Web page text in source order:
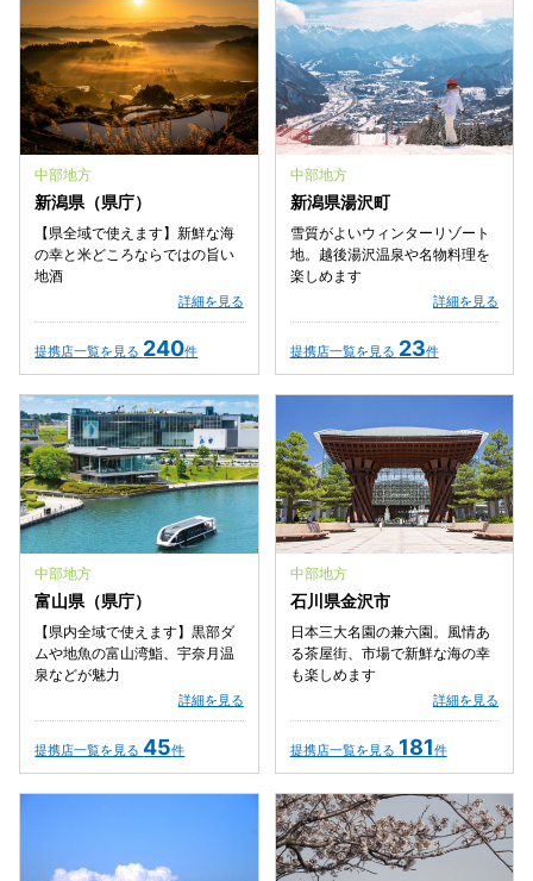
中部地方
新潟県（県庁）
【県全域で使えます】新鮮な海
の幸と米どころならではの旨い
地酒
詳細を見る
提携店一覧を見る 240件
中部地方
新潟県湯沢町
雪質がよいウィンターリゾート
地。越後湯沢温泉や名物料理を
楽しめます
詳細を見る
提携店一覧を見る 23件
中部地方
富山県（県庁）
【県内全域で使えます】黒部ダ
ムや地魚の富山湾鮨、宇奈月温
泉などが魅力
詳細を見る
提携店一覧を見る45件
中部地方
石川県金沢市
日本三大名園の兼六園。風情あ
る茶屋街、市場で新鮮な海の幸
も楽しめます
詳細を見る
提携店一覧を見る 181件